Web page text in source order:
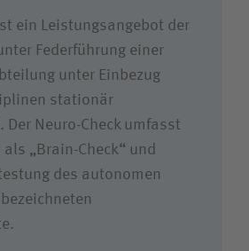
helfen?
ein Leistungsangebot der
Federführung einer
unter Einbezug
stationär
Neuro-Check umfasst
„Brain-Check“ und
des autonomen